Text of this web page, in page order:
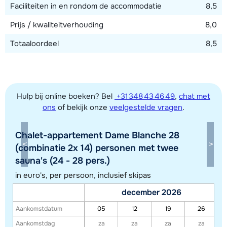
Toon alle accommodaties in dit gebied
Deze kaart geeft een indicatie van de ligging van onze accommodaties. De
exacte locatie kan enigszins afwijken.
Faciliteiten in en rondom de accommodatie
8,5
Prijs / kwaliteitverhouding
8,0
Totaaloordeel
8,5
Hulp bij online boeken? Bel +31 348 43 46 49, chat met
ons of bekijk onze veelgestelde vragen.
Chalet-appartement Dame Blanche 28
(combinatie 2x 14) personen met twee
sauna's (24 - 28 pers.)
in euro's, per persoon, inclusief skipas
Aankomstdatum
Aankomstdag
december 2026
05 12 19
26
za
za za za